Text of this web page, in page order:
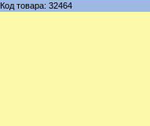
Код товара: 32464